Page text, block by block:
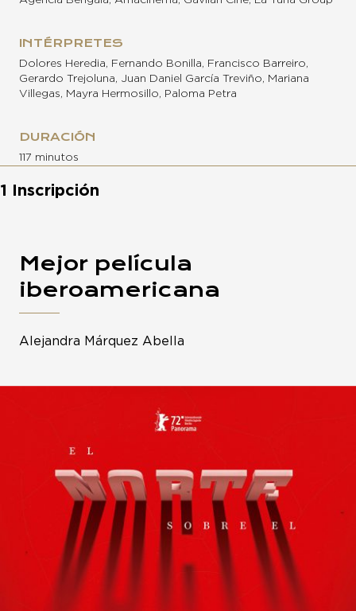
INTÉRPRETES
Dolores Heredia, Fernando Bonilla, Francisco Barreiro,
Gerardo Trejoluna, Juan Daniel García Treviño, Mariana
Villegas, Mayra Hermosillo, Paloma Petra
DURACIÓN
117 minutos
1 Inscripción
Mejor película
iberoamericana
Alejandra Márquez Abella